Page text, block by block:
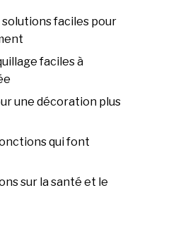
solutions faciles pour
faciles à
une décoration plus
qui font
sur la santé et le